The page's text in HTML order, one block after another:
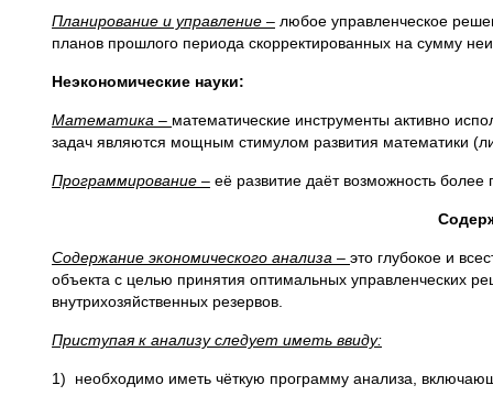
Планирование и управление – любое управленческое
планов прошлого периода скорректированных на сумму
Неэкономические науки:
Математика – математические инструменты активно
задач являются мощным стимулом развития математики
Программирование – её развитие даёт возможность более
Содержание экономического анализа – это глубокое и
объекта с целью принятия оптимальных управленческих
внутрихозяйственных резервов.
Приступая к анализу следует иметь ввиду:
1) необходимо иметь чёткую программу анализа,